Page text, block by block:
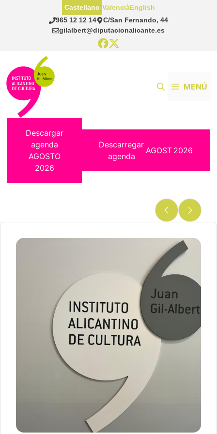
965 12 12 14
C/San Fernando, 44
gilalbert@diputacionalicante.es
Castellano ValenciàEnglish
MENÚ
Descargar
agenda
AGOSTO
2026
Descarregar
agenda
AGOST 2026